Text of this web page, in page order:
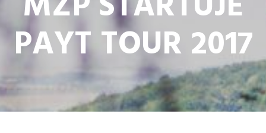
PAYT TOUR 2017